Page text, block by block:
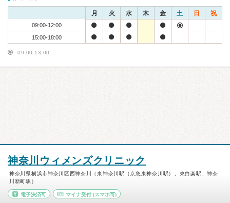
月 火 水 木 金 土 日 祝
09:00-12:00
15:00-18:00
09:00-13:00
神奈川ウィメンズクリニック
神奈川県横浜市神奈川区西神奈川（東神奈川駅（京急東神奈川駅）、東白楽駅、神奈
川新町駅）
電子決済可 マイナ受付(スマホ可)